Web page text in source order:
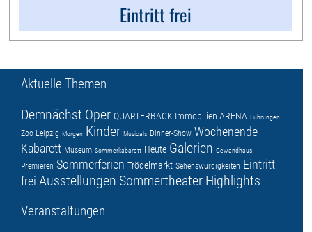
Eintritt frei
Aktuelle Themen
Demnächst Oper QUARTERBACK Immobilien ARENA Führungen
Zoo Leipzig Morgen Kinder Musicals Dinner-Show Wochenende
Kabarett Museum Sommerkabarett Heute Galerien Gewandhaus
Premieren Sommerferien Trödelmarkt Sehenswürdigkeiten Eintritt
frei Ausstellungen Sommertheater Highlights
Veranstaltungen